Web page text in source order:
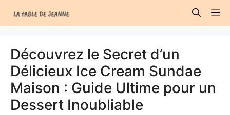
au
Découvrez le Secret d’un
Délicieux Ice Cream Sundae
Maison : Guide Ultime pour un
Dessert Inoubliable